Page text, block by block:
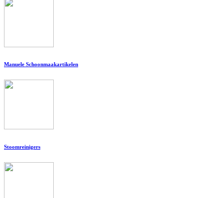
Manuele Schoonmaakartikelen
Stoomreinigers